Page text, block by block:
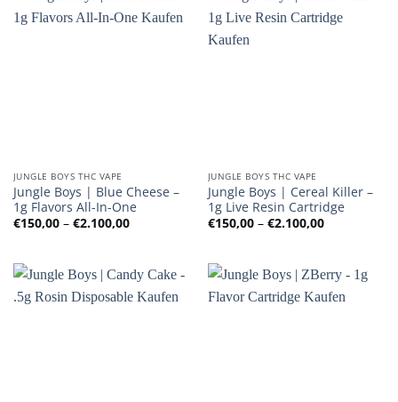
JUNGLE BOYS THC VAPE
Jungle Boys | Blue Cheese –
1g Flavors All-In-One
€150,00 – €2.100,00Preisspanne:
€150,00
JUNGLE BOYS THC VAPE
Jungle Boys | Cereal Killer –
1g Live Resin Cartridge
€150,00 – €2.100,00
€150,00